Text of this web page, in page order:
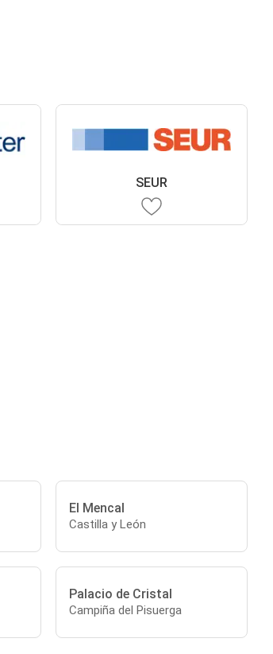
SEUR
El Mencal
Castilla y León
Palacio de Cristal
Campiña del Pisuerga